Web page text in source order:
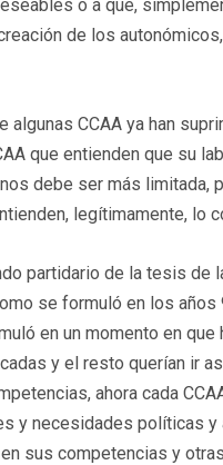
o a que,
de los
algunas CCAA ya han
que entienden que su
debe ser más limitada,
legítimamente, lo
partidario de la tesis de
se formuló en los
en un momento en que
y el resto querían ir
ahora cada
y necesidades políticas y
sus competencias y